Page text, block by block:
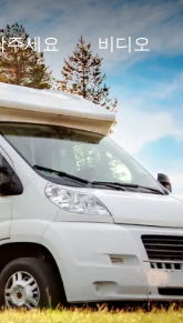
주세요 비디오